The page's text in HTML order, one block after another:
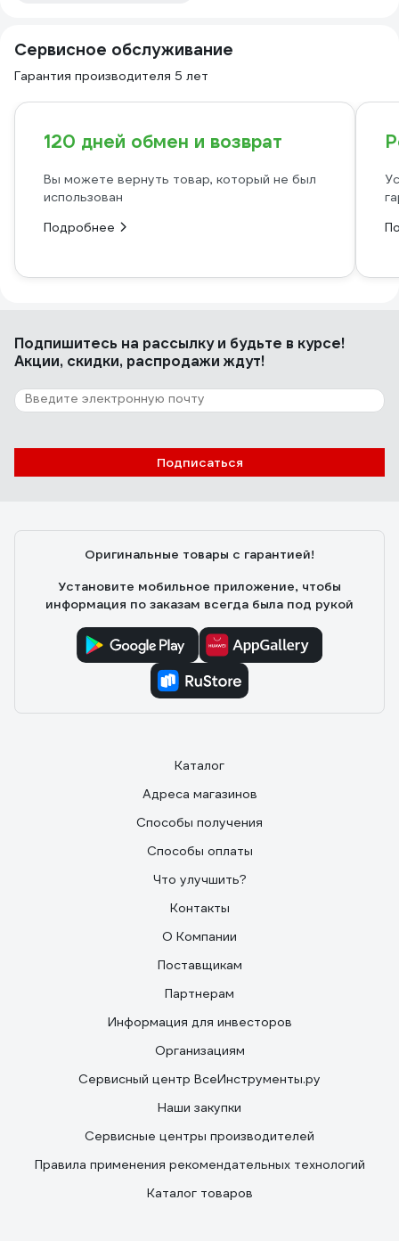
Сервисное обслуживание
Гарантия производителя 5 лет
120 дней обмен и возврат
Вы можете вернуть товар, который не был
использован
Подробнее
Подпишитесь на рассылкуи будьте в курсе!
Акции, скидки, распродажи ждут!
Подписаться
Оригинальные товары с гарантией!
Установите мобильное приложение, чтобы
информация по заказам всегда была под рукой
Каталог
Адреса магазинов
Способы получения
Способы оплаты
Что улучшить?
Контакты
О Компании
Поставщикам
Партнерам
Информация для инвесторов
Организациям
Сервисный центр ВсеИнструменты.ру
Наши закупки
Сервисные центры производителей
Правила применения рекомендательных технологий
Каталог товаров